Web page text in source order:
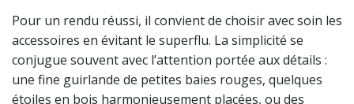
Pour un rendu réussi, il convient de choisir avec soin les
accessoires en évitant le superflu. La simplicité se
conjugue souvent avec l’attention portée aux détails :
une fine guirlande de petites baies rouges, quelques
étoiles en bois harmonieusement placées, ou des